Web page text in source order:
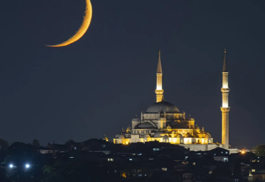
Muş Müftülüğü
Nevşehir Müftülüğü
Osmaniye Müftülüğü
Rize Müftülüğü